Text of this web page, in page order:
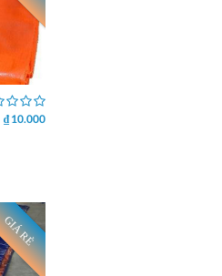
₫ 10.000
GIÁ RẺ